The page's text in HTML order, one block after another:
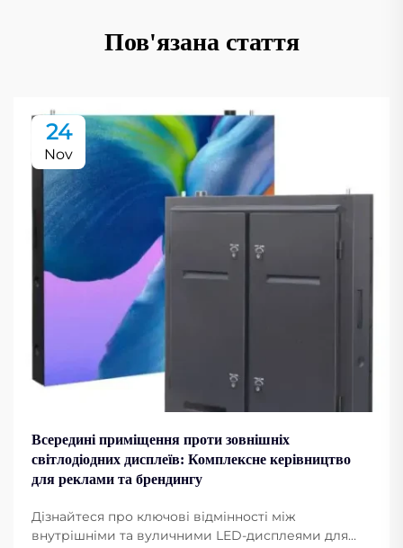
Пов'язана стаття
24
Nov
Всередині приміщення проти зовнішніх
світлодіодних дисплеїв: Комплексне керівництво
для реклами та брендингу
Дізнайтеся про ключові відмінності між
внутрішніми та вуличними LED-дисплеями для